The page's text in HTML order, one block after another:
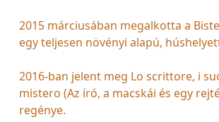
2015 márciusában megalkotta a
egy teljesen növényi alapú,
2016-ban jelent meg Lo scrittore, i
mistero (Az író, a macskái és egy
regénye.